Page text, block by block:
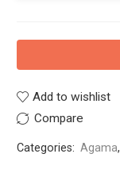
Add to wishlist
Compare
Categories: Agama,